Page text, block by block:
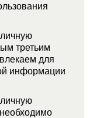
третьим
для
информации